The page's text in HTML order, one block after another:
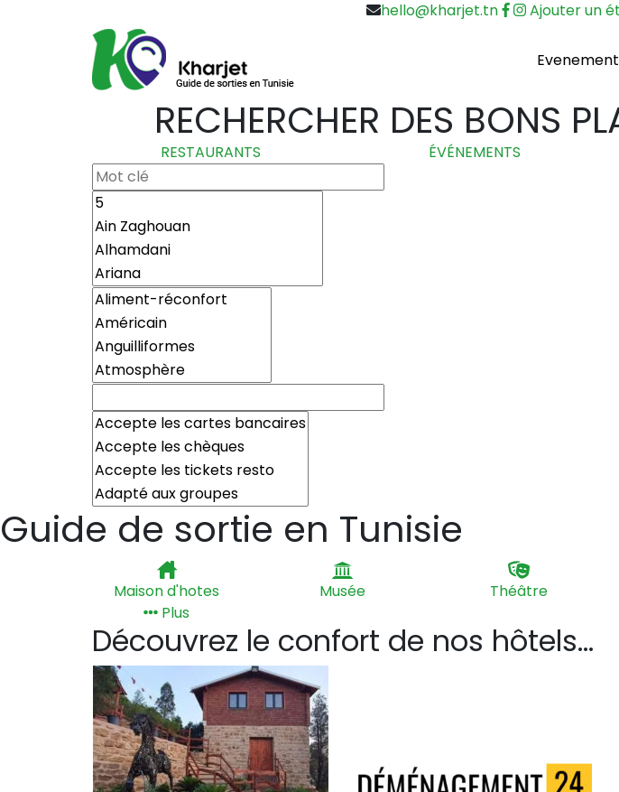
hello@kharjet.tn Ajouter un
RECHERCHER DES BONS
RESTAURANTS ÉVÉNEMENTS
Guide de sortie en Tunisie
Maison d'hotes Musée Théâtre
Plus
Découvrez le confort de nos hôtels...